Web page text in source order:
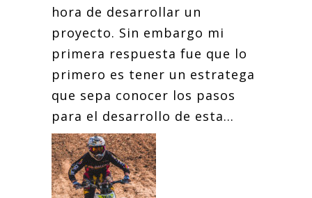
hora de desarrollar un
proyecto. Sin embargo mi
primera respuesta fue que lo
primero es tener un estratega
que sepa conocer los pasos
para el desarrollo de esta...